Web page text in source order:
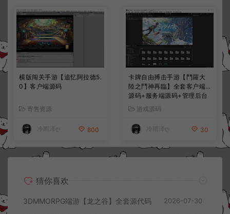
横版闯关手游【追忆阿拉德5.
0】客户端源码
寄售资源
冷雨泽ღ 800
卡牌自由搏击手游【鬥羅大
陸之鬥神再臨】全套客户端
源码+服务端源码+管理后台
+导表工具+部署文档
游戏源码
冷雨泽ღ 30
猜你喜欢
3DMMORPG端游【龙之谷】全套源代码 2026-07-30